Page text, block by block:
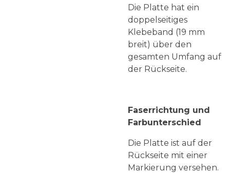
Die Platte hat ein
doppelseitiges
Klebeband (19 mm
breit) über den
gesamten Umfang auf
der Rückseite.
Faserrichtung und
Farbunterschied
Die Platte ist auf der
Rückseite mit einer
Markierung versehen.